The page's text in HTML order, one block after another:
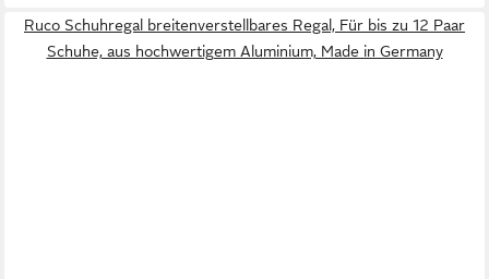
Ruco Schuhregal breitenverstellbares Regal, Für bis zu 12 Paar
Schuhe, aus hochwertigem Aluminium, Made in Germany